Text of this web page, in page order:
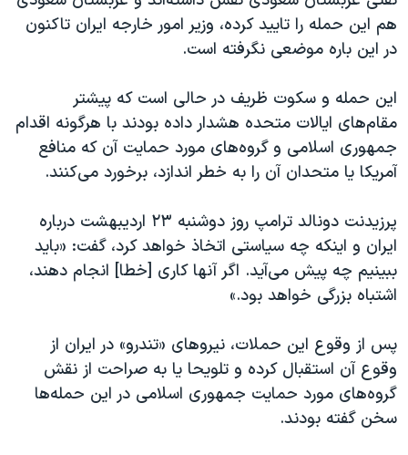
هم این حمله را تایید کرده، وزیر امور خارجه ایران تاکنون
در این باره موضعی نگرفته است.
این حمله و سکوت ظریف در حالی است که پیشتر
مقام‌های ایالات متحده هشدار داده بودند با هرگونه اقدام
جمهوری اسلامی و گروه‌های مورد حمایت آن که منافع
آمریکا یا متحدان آن را به خطر اندازد، برخورد می‌کنند.
پرزیدنت دونالد ترامپ روز دوشنبه ۲۳ اردیبهشت درباره
ایران و اینکه چه سیاستی اتخاذ خواهد کرد، گفت: «باید
ببینیم چه پیش می‌آید. اگر آنها کاری [خطا] انجام دهند،
اشتباه بزرگی خواهد بود.»
پس از وقوع این حملات، نیروهای «تندرو» در ایران از
وقوع آن استقبال کرده و تلویحا یا به صراحت از نقش
گروه‌های مورد حمایت جمهوری اسلامی در این حمله‌‌ها
سخن گفته بودند.